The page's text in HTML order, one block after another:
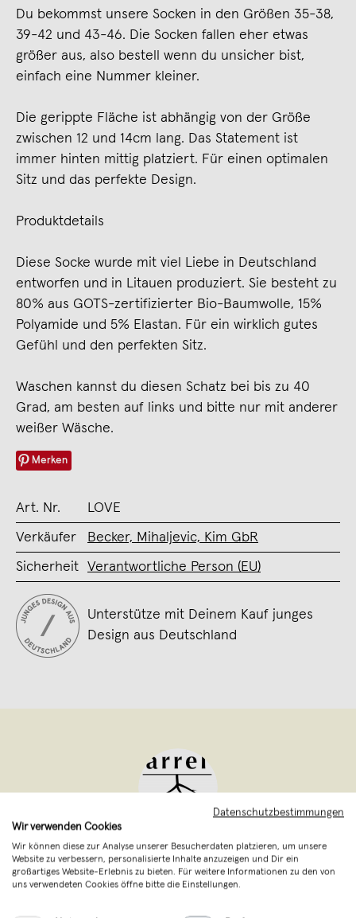
Du bekommst unsere Socken in den Größen 35-38,
39-42 und 43-46. Die Socken fallen eher etwas
größer aus, also bestell wenn du unsicher bist,
einfach eine Nummer kleiner.
Die gerippte Fläche ist abhängig von der Größe
zwischen 12 und 14cm lang. Das Statement ist
immer hinten mittig platziert. Für einen optimalen
Sitz und das perfekte Design.
Produktdetails
Diese Socke wurde mit viel Liebe in Deutschland
entworfen und in Litauen produziert. Sie besteht zu
80% aus GOTS-zertifizierter Bio-Baumwolle, 15%
Polyamide und 5% Elastan. Für ein wirklich gutes
Gefühl und den perfekten Sitz.
Waschen kannst du diesen Schatz bei bis zu 40
Grad, am besten auf links und bitte nur mit anderer
weißer Wäsche.
Merken
Art. Nr. LOVE
Verkäufer Becker, Mihaljevic, Kim GbR
Sicherheit Verantwortliche Person (EU)
Unterstütze mit Deinem Kauf junges
Design aus Deutschland
arrel ,Wuppertal
verkauft seit September 2024
Datenschutzbestimmungen
Wir verwenden Cookies
Wir können diese zur Analyse unserer Besucherdaten platzieren, um unsere
Website zu verbessern, personalisierte Inhalte anzuzeigen und Dir ein
großartiges Website-Erlebnis zu bieten. Für weitere Informationen zu den von
uns verwendeten Cookies öffne bitte die Einstellungen.